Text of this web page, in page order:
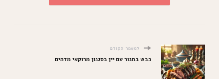
למאמר הקודם
כבש בתנור עם יין בסגנון מרוקאי מדהים